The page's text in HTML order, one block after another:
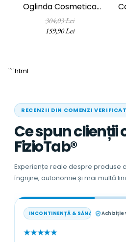
Oglinda Cosmetica
FizioTab®, Iluminata Led,
Dimabila, 2 Fete, Marire
304,03 Lei
159,90 Lei
```html
RECENZII DIN COMENZI
Ce spun clienții
FizioTab®
Experiențe reale despre produse
îngrijire, autonomie și mai multă
INCONTINENȚĂ & SĂNĂTATE
★★★★★